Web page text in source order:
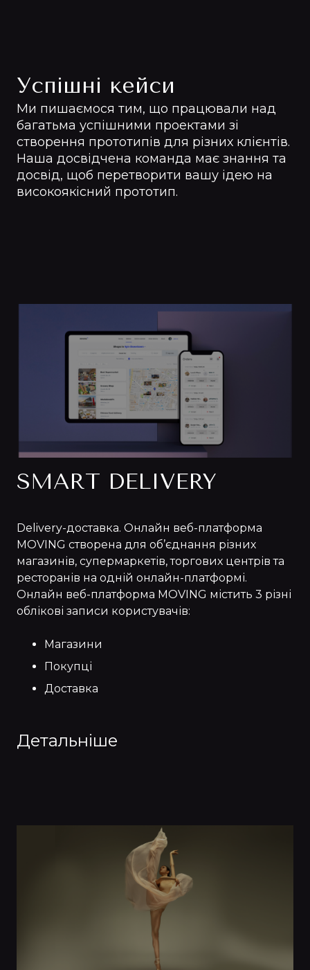
Успішні кейси
Ми пишаємося тим, що працювали над
багатьма успішними проектами зі
створення прототипів для різних клієнтів.
Наша досвідчена команда має знання та
досвід, щоб перетворити вашу ідею на
високоякісний прототип.
SMART DELIVERY
Delivery-доставка. Онлайн веб-платформа
MOVING створена для об’єднання різних
магазинів, супермаркетів, торгових центрів та
ресторанів на одній онлайн-платформі.
Онлайн веб-платформа MOVING містить 3 різні
облікові записи користувачів:
Магазини
Покупці
Доставка
Детальніше